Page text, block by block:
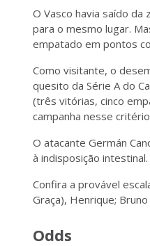
O Vasco havia saído
para o mesmo lugar.
empatado em pontos
Como visitante, o
quesito da Série A do
(três vitórias, cinco
campanha nesse
O atacante Germán
à indisposição intestinal.
Confira a provável
Graça), Henrique;
Odds